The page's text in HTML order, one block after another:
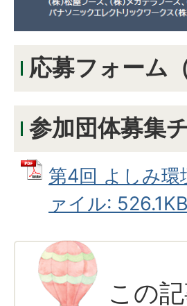
応募フォーム
参加団体募集
第4回 よしみ環
ァイル:
この